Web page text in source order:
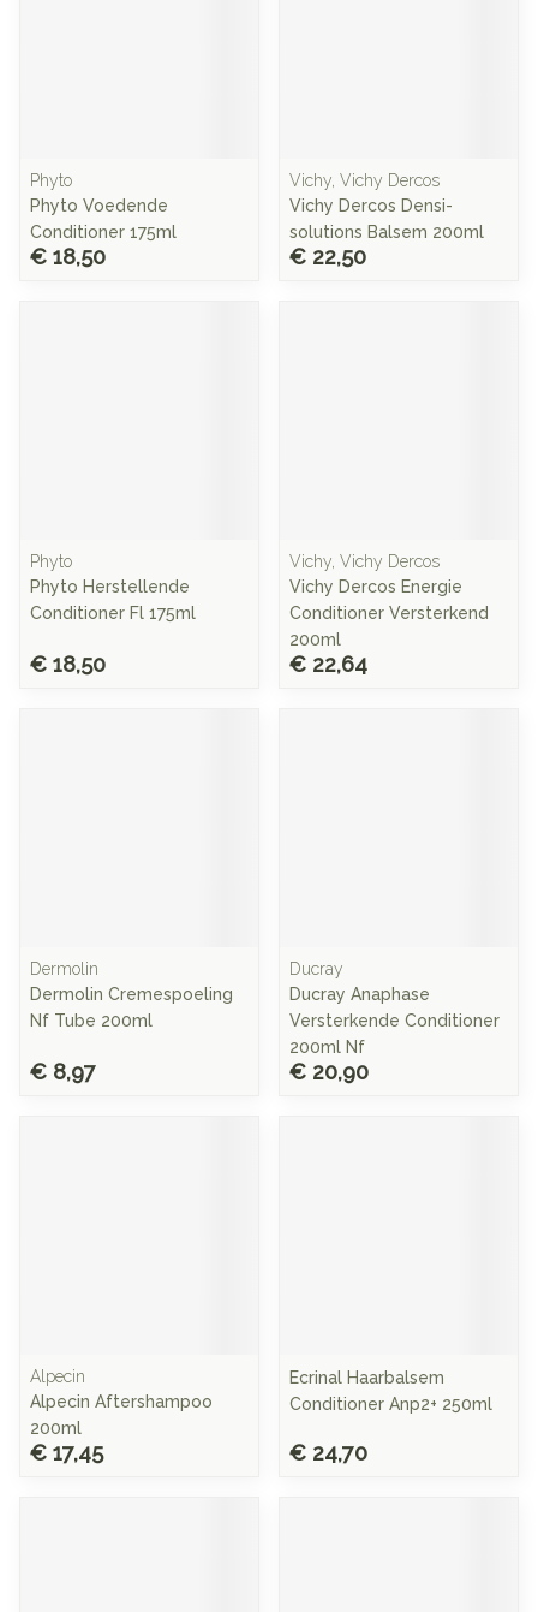
Phyto
Phyto Voedende
Conditioner 175ml
€ 18,50
Vichy, Vichy Dercos
Vichy Dercos Densi-
solutions Balsem 200ml
€ 22,50
Phyto
Phyto Herstellende
Conditioner Fl 175ml
€ 18,50
Vichy, Vichy Dercos
Vichy Dercos Energie
Conditioner Versterkend
200ml
€ 22,64
Dermolin
Dermolin Cremespoeling
Nf Tube 200ml
€ 8,97
Ducray
Ducray Anaphase
Versterkende Conditioner
200ml Nf
€ 20,90
Alpecin
Alpecin Aftershampoo
200ml
€ 17,45
Ecrinal Haarbalsem
Conditioner Anp2+ 250ml
€ 24,70